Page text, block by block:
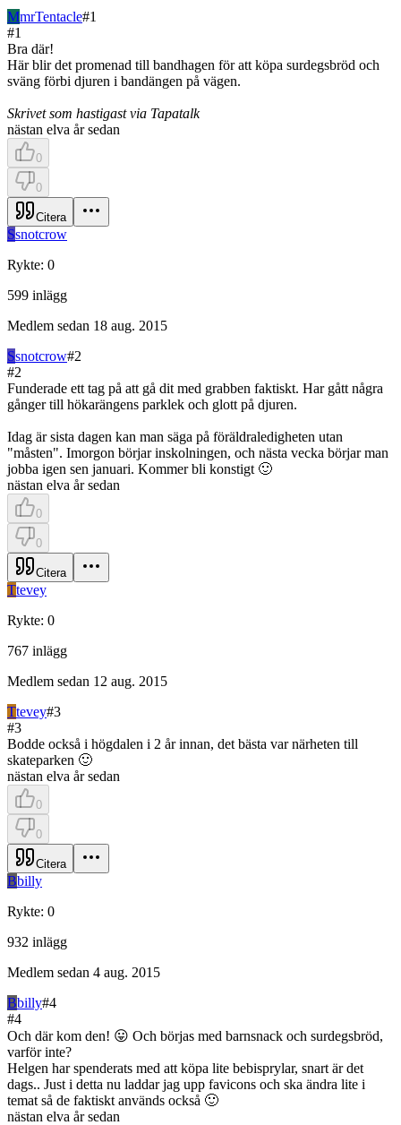
MmrTentacle#1
#1
Bra där!
Här blir det promenad till bandhagen för att köpa surdegsbröd och
sväng förbi djuren i bandängen på vägen.
Skrivet som hastigast via Tapatalk
nästan elva år sedan
0
0
Citera
Ssnotcrow
Rykte: 0
599 inlägg
Medlem sedan 18 aug. 2015
Ssnotcrow#2
#2
Funderade ett tag på att gå dit med grabben faktiskt. Har gått några
gånger till hökarängens parklek och glott på djuren.
Idag är sista dagen kan man säga på föräldraledigheten utan
"måsten". Imorgon börjar inskolningen, och nästa vecka börjar man
jobba igen sen januari. Kommer bli konstigt 🙂
nästan elva år sedan
0
0
Citera
Ttevey
Rykte: 0
767 inlägg
Medlem sedan 12 aug. 2015
Ttevey#3
#3
Bodde också i högdalen i 2 år innan, det bästa var närheten till
skateparken 🙂
nästan elva år sedan
0
0
Citera
Bbilly
Rykte: 0
932 inlägg
Medlem sedan 4 aug. 2015
Bbilly#4
#4
Och där kom den! 😛 Och börjas med barnsnack och surdegsbröd,
varför inte?
Helgen har spenderats med att köpa lite bebisprylar, snart är det
dags.. Just i detta nu laddar jag upp favicons och ska ändra lite i
temat så de faktiskt används också 🙂
nästan elva år sedan